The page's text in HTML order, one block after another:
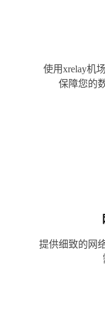
使用xrelay机
保障您的
提供细致的网